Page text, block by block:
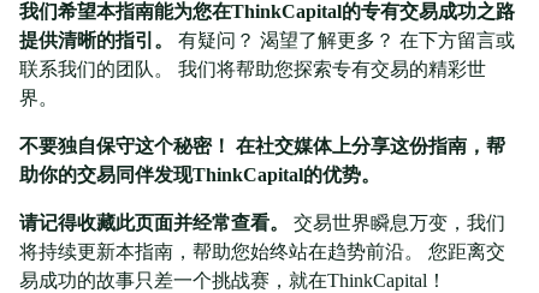
我们希望本指南能为您在ThinkCapital的专有交易成功之路
提供清晰的指引。
有疑问？ 渴望了解更多？ 在下方留言或
联系我们的团队。 我们将帮助您探索专有交易的精彩世
界。
不要独自保守这个秘密！ 在社交媒体上分享这份指南，帮
助你的交易同伴发现ThinkCapital的优势。
请记得收藏此页面并经常查看。
交易世界瞬息万变，我们
将持续更新本指南，帮助您始终站在趋势前沿。 您距离交
易成功的故事只差一个挑战赛，就在ThinkCapital！